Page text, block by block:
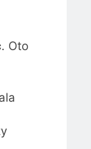
. Oto